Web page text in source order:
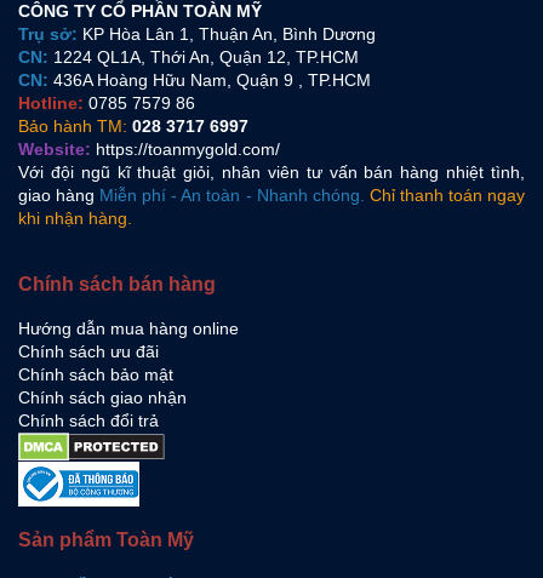
CÔNG TY CỔ PHẦN TOÀN MỸ
Trụ sở: KP Hòa Lân 1, Thuận An, Bình Dương
CN: 1224 QL1A, Thới An, Quận 12, TP.HCM
CN: 436A Hoàng Hữu Nam, Quận 9 , TP.HCM
Hotline: 0785 7579 86
Bảo hành TM: 028 3717 6997
Website: https://toanmygold.com/
Với đội ngũ kĩ thuật giỏi, nhân viên tư vấn bán hàng nhiệt tình,
giao hàng Miễn phí - An toàn - Nhanh chóng. Chỉ thanh toán ngay
khi nhận hàng.
Chính sách bán hàng
Hướng dẫn mua hàng online
Chính sách ưu đãi
Chính sách bảo mật
Chính sách giao nhận
Chính sách đổi trả
Sản phẩm Toàn Mỹ